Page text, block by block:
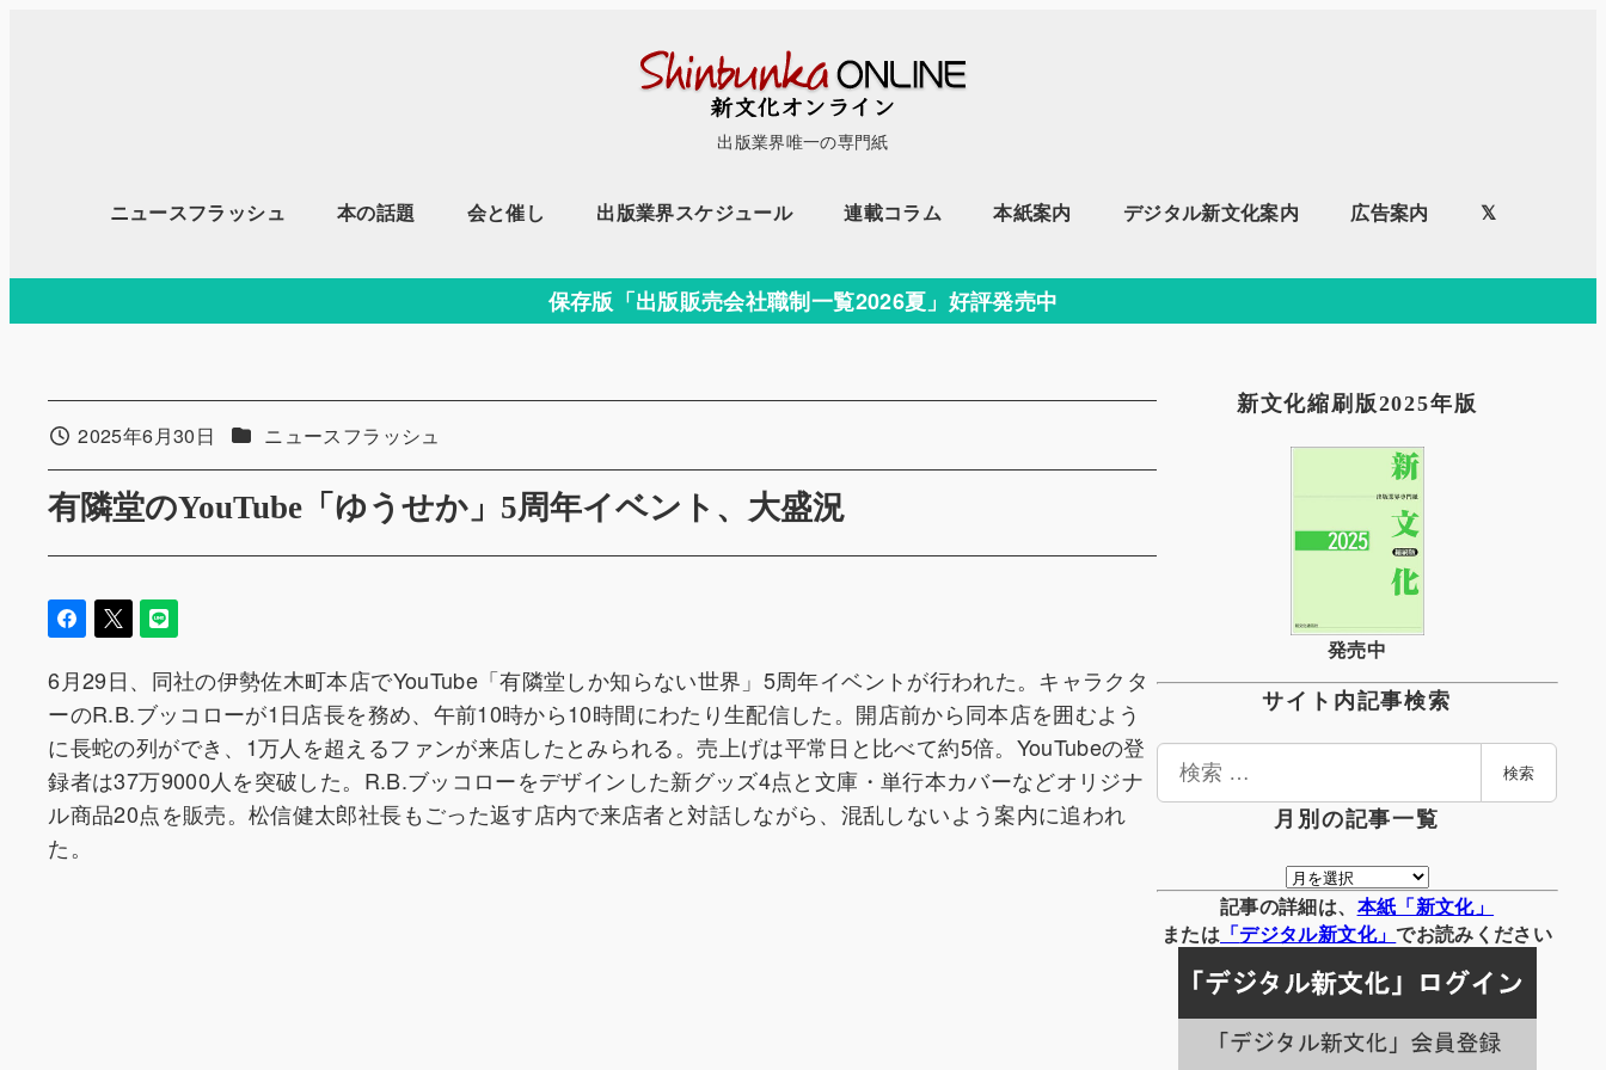
移
出版業界唯一の専門紙
ニュースフラッシュ 本の話題 会と催し 出版業界スケジュール 連載コラム 本紙案内 デジタル新文化案内 広告案内 𝕏
保存版「出版販売会社職制一覧2026夏」好評発売中
有隣堂のYouTube「ゆうせか」5周年イベント、大盛況
投稿日2025年6月30日 カテゴリー
ニュースフラッシュ
6月29日、同社の伊勢佐木町本店でYouTube「有隣堂しか知らない世界」5周年イベントが行われた。キャラクタ
ーのR.B.ブッコローが1日店長を務め、午前10時から10時間にわたり生配信した。開店前から同本店を囲むよう
に長蛇の列ができ、1万人を超えるファンが来店したとみられる。売上げは平常日と比べて約5倍。YouTubeの登
録者は37万9000人を突破した。R.B.ブッコローをデザインした新グッズ4点と文庫・単行本カバーなどオリジナ
ル商品20点を販売。松信健太郎社長もごった返す店内で来店者と対話しながら、混乱しないよう案内に追われ
た。
新文化縮刷版2025年版
発売中
サイト内記事検索
検
検索
月別の記事一覧
月
別
の
事
一
覧
記事の詳細は、 本紙「新文化」
または 「デジタル新文化」でお読みください